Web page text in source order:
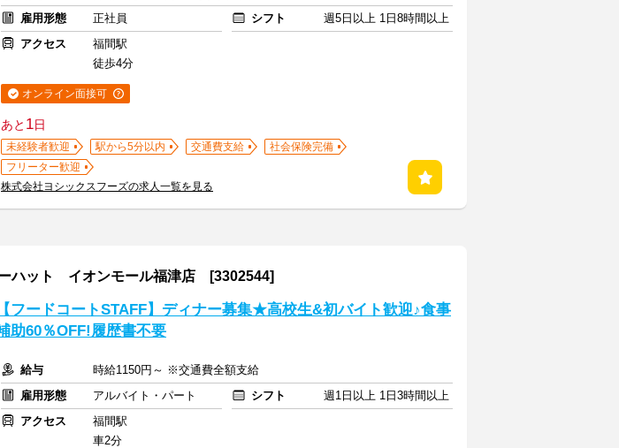
雇用形態
正社員 シフト
週5日以上 1日8時間以上
アクセス
福間駅
徒歩4分
オンライン面接可
あと 1日
未経験者歓迎 駅から5分以内 交通費支給
社会保険完備
フリーター歓迎
株式会社ヨシックスフーズの求人一覧を見る
ハット イオンモール福津店 [3302544]
【フードコートSTAFF】ディナー募集★高校生&初バイト歓迎♪食事
助60％OFF!履歴書不要
給与
時給1150円～ ※交通費全額支給
雇用形態
アルバイト・パート シフト
週1日以上 1日3時間以上
アクセス
福間駅
車2分